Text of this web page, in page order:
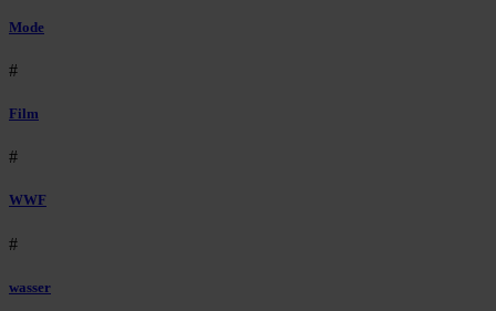
Mode
#
Film
#
WWF
#
wasser